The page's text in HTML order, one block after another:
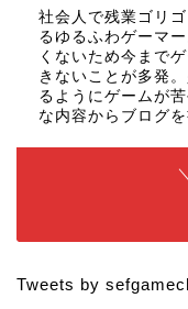
社会人で残業ゴリ
るゆるふわゲーマ
くないため今まで
きないことが多発
るようにゲームが
な内容からブログを
Tweets by